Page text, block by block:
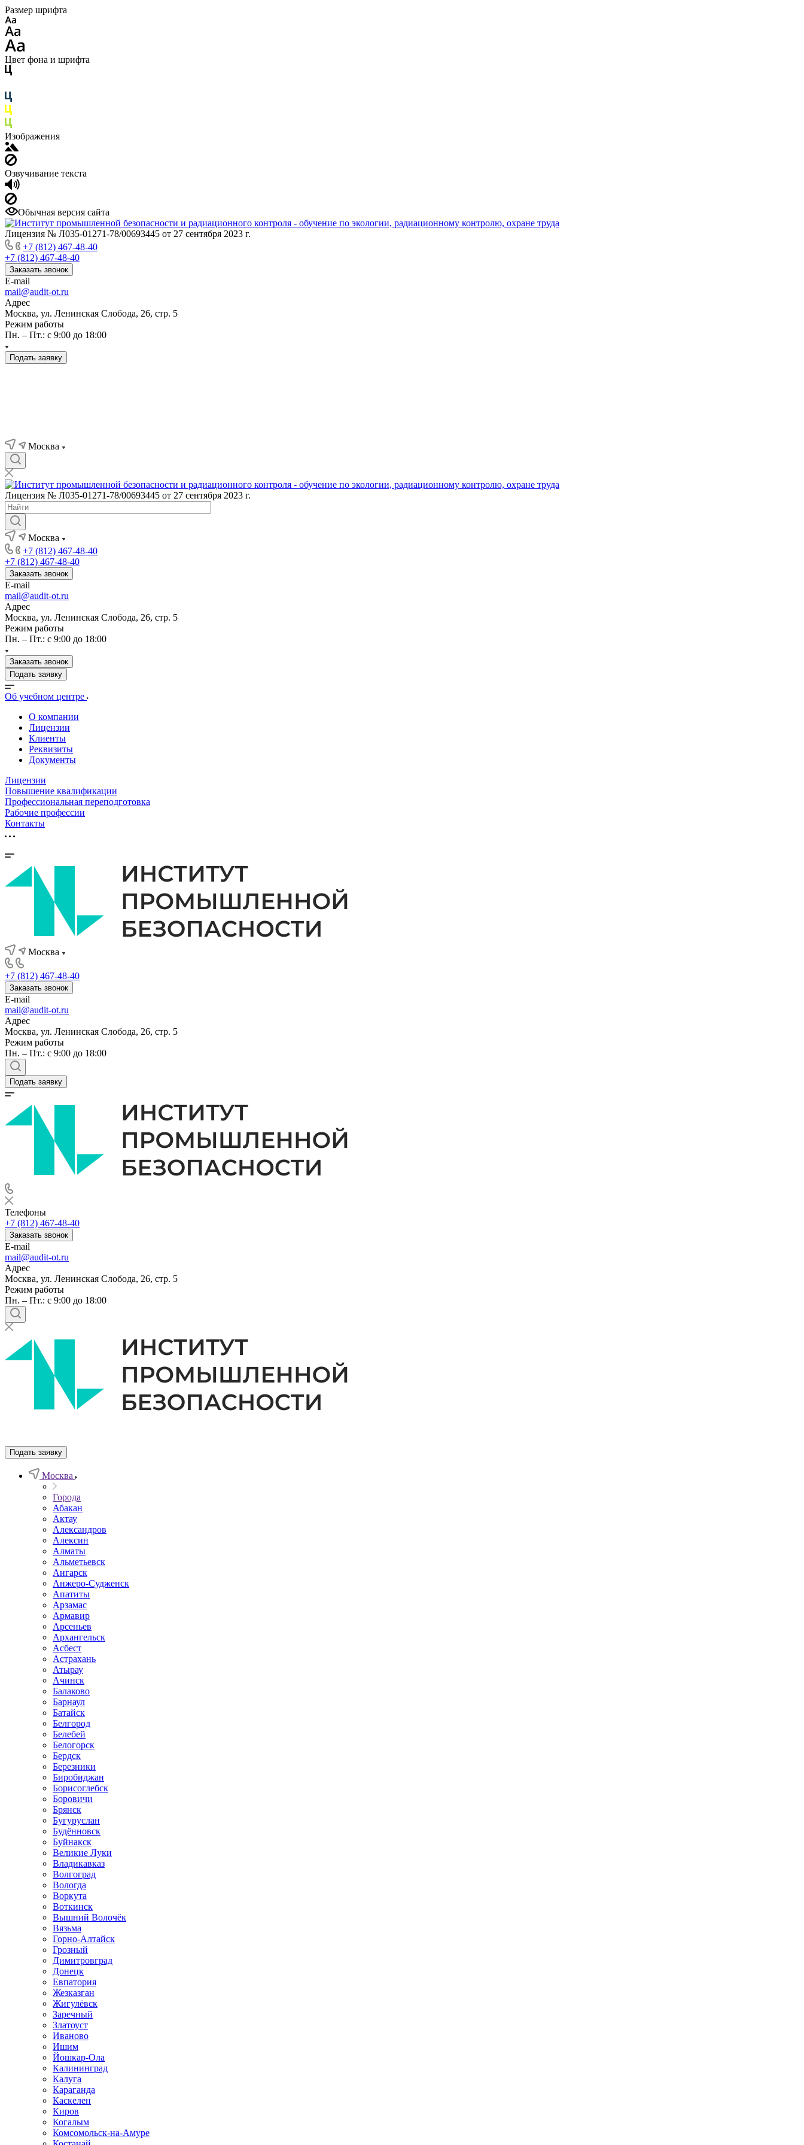
Размер шрифта
Цвет фона и шрифта
Изображения
Озвучивание текста
Обычная версия сайта
Лицензия № Л035-01271-78/00693445 от 27 сентября 2023 г.
+7 (812) 467-48-40
+7 (812) 467-48-40
Заказать звонок
E-mail
mail@audit-ot.ru
Адрес
Москва, ул. Ленинская Слобода, 26, стр. 5
Режим работы
Пн. – Пт.: с 9:00 до 18:00
Подать заявку
Москва
Лицензия № Л035-01271-78/00693445 от 27 сентября 2023 г.
Москва
+7 (812) 467-48-40
+7 (812) 467-48-40
Заказать звонок
E-mail
mail@audit-ot.ru
Адрес
Москва, ул. Ленинская Слобода, 26, стр. 5
Режим работы
Пн. – Пт.: с 9:00 до 18:00
Заказать звонок
Подать заявку
Об учебном центре
О компании
Лицензии
Клиенты
Реквизиты
Документы
Лицензии
Повышение квалификации
Профессиональная переподготовка
Рабочие профессии
Контакты
Москва
+7 (812) 467-48-40
Заказать звонок
E-mail
mail@audit-ot.ru
Адрес
Москва, ул. Ленинская Слобода, 26, стр. 5
Режим работы
Пн. – Пт.: с 9:00 до 18:00
Подать заявку
Телефоны
+7 (812) 467-48-40
Заказать звонок
E-mail
mail@audit-ot.ru
Адрес
Москва, ул. Ленинская Слобода, 26, стр. 5
Режим работы
Пн. – Пт.: с 9:00 до 18:00
Подать заявку
Москва
Города
Абакан
Актау
Александров
Алексин
Алматы
Альметьевск
Ангарск
Анжеро-Судженск
Апатиты
Арзамас
Армавир
Арсеньев
Архангельск
Асбест
Астрахань
Атырау
Ачинск
Балаково
Барнаул
Батайск
Белгород
Белебей
Белогорск
Бердск
Березники
Биробиджан
Борисоглебск
Боровичи
Брянск
Бугуруслан
Будённовск
Буйнакск
Великие Луки
Владикавказ
Волгоград
Вологда
Воркута
Воткинск
Вышний Волочёк
Вязьма
Горно-Алтайск
Грозный
Димитровград
Донецк
Евпатория
Жезказган
Жигулёвск
Заречный
Златоуст
Иваново
Ишим
Йошкар-Ола
Калининград
Калуга
Караганда
Каскелен
Киров
Когалым
Комсомольск-на-Амуре